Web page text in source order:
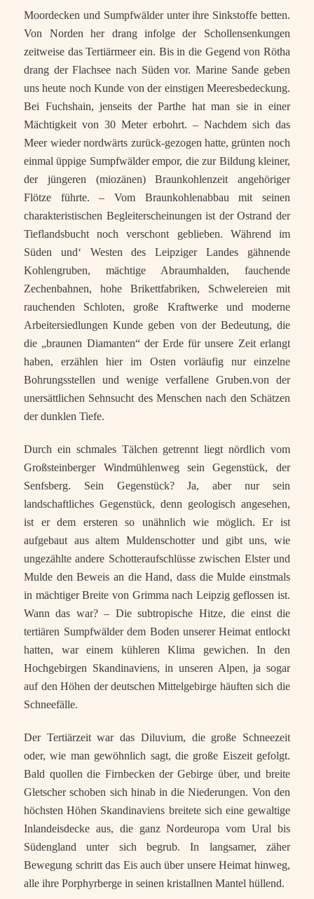
Moordecken und Sumpfwälder unter ihre Sinkstoffe betten.
Von Norden her drang infolge der Schollensenkungen
zeitweise das Tertiärmeer ein. Bis in die Gegend von Rötha
drang der Flachsee nach Süden vor. Marine Sande geben
uns heute noch Kunde von der einstigen Meeresbedeckung.
Bei Fuchshain, jenseits der Parthe hat man sie in einer
Mächtigkeit von 30 Meter erbohrt. – Nachdem sich das
Meer wieder nordwärts zurück-gezogen hatte, grünten noch
einmal üppige Sumpfwälder empor, die zur Bildung kleiner,
der jüngeren (miozänen) Braunkohlenzeit angehöriger
Flötze führte. – Vom Braunkohlenabbau mit seinen
charakteristischen Begleiterscheinungen ist der Ostrand der
Tieflandsbucht noch verschont geblieben. Während im
Süden und‘ Westen des Leipziger Landes gähnende
Kohlengruben, mächtige Abraumhalden, fauchende
Zechenbahnen, hohe Brikettfabriken, Schwelereien mit
rauchenden Schloten, große Kraftwerke und moderne
Arbeitersiedlungen Kunde geben von der Bedeutung, die
die „braunen Diamanten“ der Erde für unsere Zeit erlangt
haben, erzählen hier im Osten vorläufig nur einzelne
Bohrungsstellen und wenige verfallene Gruben.von der
unersättlichen Sehnsucht des Menschen nach den Schätzen
der dunklen Tiefe.
Durch ein schmales Tälchen getrennt liegt nördlich vom
Großsteinberger Windmühlenweg sein Gegenstück, der
Senfsberg. Sein Gegenstück? Ja, aber nur sein
landschaftliches Gegenstück, denn geologisch angesehen,
ist er dem ersteren so unähnlich wie möglich. Er ist
aufgebaut aus altem Muldenschotter und gibt uns, wie
ungezählte andere Schotteraufschlüsse zwischen Elster und
Mulde den Beweis an die Hand, dass die Mulde einstmals
in mächtiger Breite von Grimma nach Leipzig geflossen ist.
Wann das war? – Die subtropische Hitze, die einst die
tertiären Sumpfwälder dem Boden unserer Heimat entlockt
hatten, war einem kühleren Klima gewichen. In den
Hochgebirgen Skandinaviens, in unseren Alpen, ja sogar
auf den Höhen der deutschen Mittelgebirge häuften sich die
Schneefälle.
Der Tertiärzeit war das Diluvium, die große Schneezeit
oder, wie man gewöhnlich sagt, die große Eiszeit gefolgt.
Bald quollen die Firnbecken der Gebirge über, und breite
Gletscher schoben sich hinab in die Niederungen. Von den
höchsten Höhen Skandinaviens breitete sich eine gewaltige
Inlandeisdecke aus, die ganz Nordeuropa vom Ural bis
Südengland unter sich begrub. In langsamer, zäher
Bewegung schritt das Eis auch über unsere Heimat hinweg,
alle ihre Porphyrberge in seinen kristallnen Mantel hüllend.